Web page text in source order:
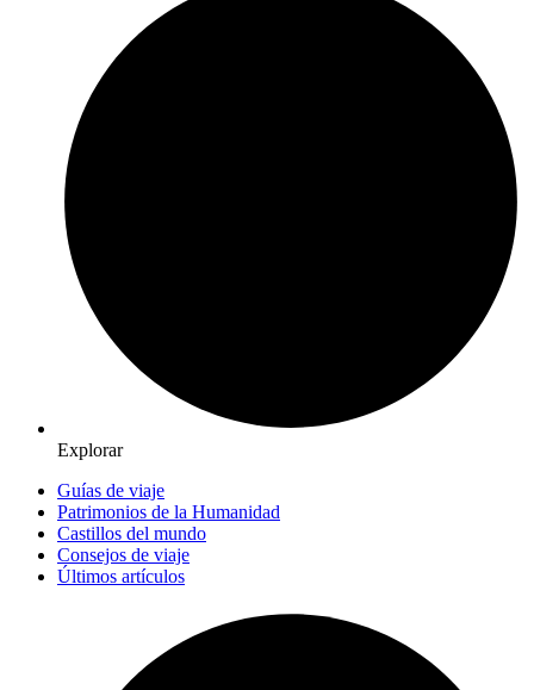
Explorar
Guías de viaje
Patrimonios de la Humanidad
Castillos del mundo
Consejos de viaje
Últimos artículos